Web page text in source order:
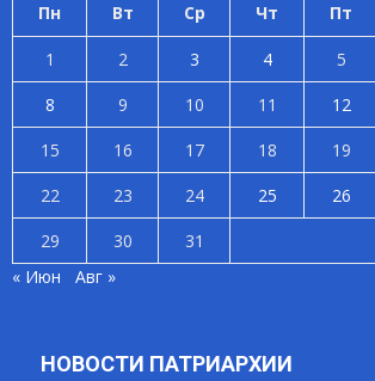
Пн Вт Ср Чт Пт
1 2 3 4 5
8
9 10 11 12
15
16 17 18 19
22
23 24 25 26
29
30
31
« Июн
Авг »
НОВОСТИ ПАТРИАРХИИ